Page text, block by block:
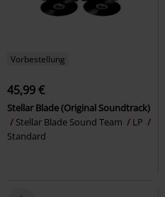
Vorbestellung
45,99 €
Stellar Blade (Original Soundtrack)
Stellar Blade Sound Team
LP
Standard